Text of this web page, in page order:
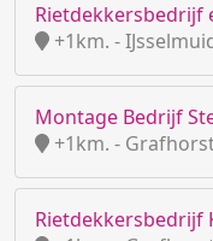
Rietdekkersbedrijf
+1km. -
Montage Bedrijf
+1km. -
Rietdekkersbedrijf